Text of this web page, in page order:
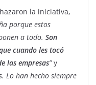
la iniciativa,
porque estos
a todo. Son
cuando les tocó
las empresas”y
Lo han hecho siempre